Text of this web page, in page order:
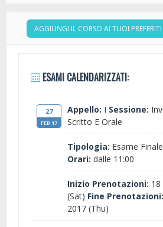
AGGIUNGI IL CORSO AI TUOI PREFERITI
ESAMI CALENDARIZZATI:
27
FEB 17
Appello: I Sessione:
Scritto E Orale
Tipologia: Esame Finale
Orari: dalle 11:00
Inizio Prenotazioni: 18
(Sat) Fine Prenotazioni:
2017 (Thu)